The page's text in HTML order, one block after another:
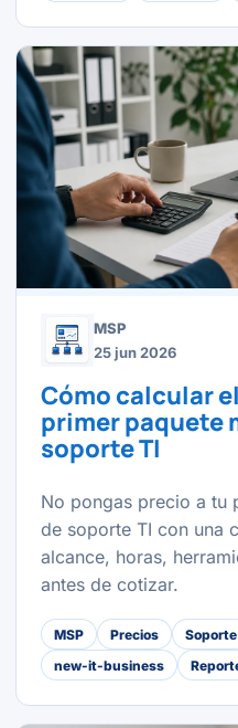
MSP
25 jun 2026
Cómo calcular
primer paquete
soporte TI
No pongas precio a tu
de soporte TI con una
alcance, horas,
antes de cotizar.
MSP Precios Soporte
new-it-business